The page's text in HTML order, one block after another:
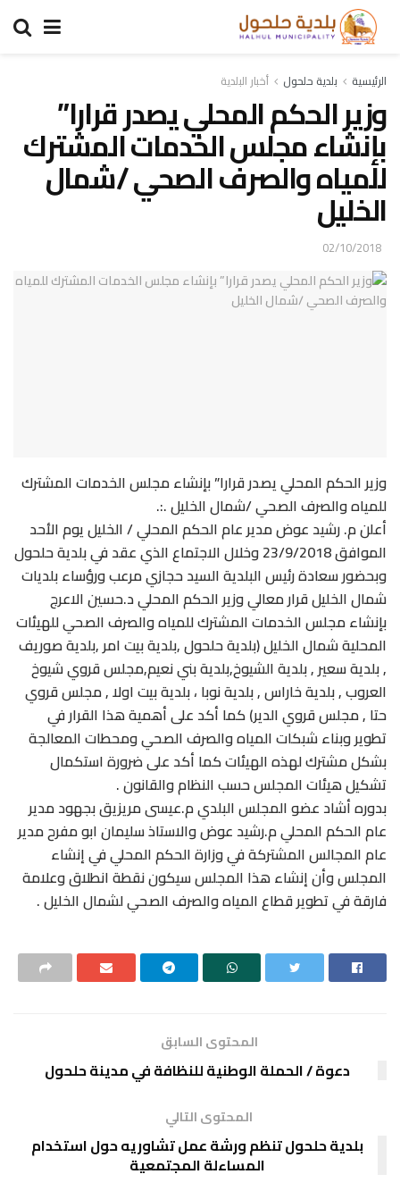
الرئيسية بلدية حلحول أخبار البلدية
وزير الحكم المحلي يصدر قرارا”
بإنشاء مجلس الخدمات المشترك
للمياه والصرف الصحي /شمال
الخليل
02/10/2018
وزير الحكم المحلي يصدر قرارا” بإنشاء مجلس الخدمات المشترك
للمياه والصرف الصحي /شمال الخليل .:.
أعلن م. رشيد عوض مدير عام الحكم المحلي / الخليل يوم الأحد
الموافق 23/9/2018 وخلال الاجتماع الذي عقد في بلدية حلحول
وبحضور سعادة رئيس البلدية السيد حجازي مرعب ورؤساء بلديات
شمال الخليل قرار معالي وزير الحكم المحلي د.حسين الاعرج
بإنشاء مجلس الخدمات المشترك للمياه والصرف الصحي للهيئات
المحلية شمال الخليل (بلدية حلحول ,بلدية بيت امر ,بلدية صوريف
, بلدية سعير , بلدية الشيوخ,بلديةبني نعيم,مجلس قروي شيوخ
العروب , بلدية خاراس , بلدية نوبا ، بلدية بيت اولا , مجلس قروي
حتا , مجلس قروي الدير) كما أكد على أهمية هذا القرار في
تطوير وبناء شبكات المياه والصرف الصحي ومحطات المعالجة
بشكل مشترك لهذه الهيئات كما أكد على ضرورة استكمال
تشكيل هيئات المجلس حسب النظام والقانون .
بدوره أشاد عضو المجلس البلدي م.عيسى مريزيق بجهود مدير
عام الحكم المحلي م.رشيد عوض والاستاذ سليمان ابو مفرح مدير
عام المجالس المشتركة في وزارة الحكم المحلي في إنشاء
المجلس وأن إنشاء هذا المجلس سيكون نقطة انطلاق وعلامة
فارقة في تطوير قطاع المياه والصرف الصحي لشمال الخليل .
المحتوى السابق
دعوة / الحملة الوطنية للنظافة في مدينة حلحول
المحتوى التالي
بلدية حلحول تنظم ورشة عمل تشاوريه حول استخدام
المساءلة المجتمعية